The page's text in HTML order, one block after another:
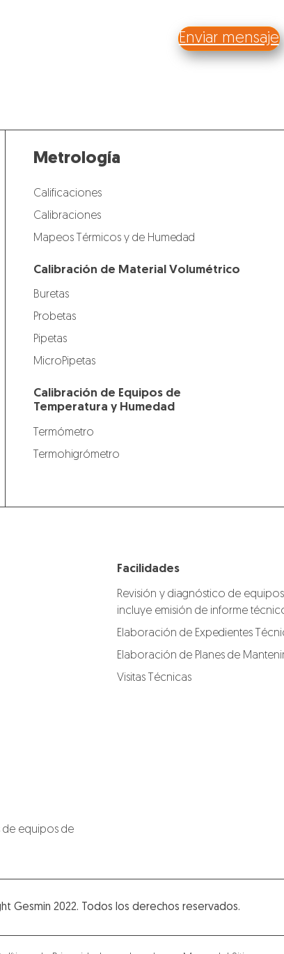
Enviar mensaje
Metrología
Calificaciones
Calibraciones
Mapeos Térmicos y de Humedad
Calibración de Material Volumétrico
Buretas
Probetas
Pipetas
MicroPipetas
Calibración de Equipos de
Temperatura y Humedad
Termómetro
Termohigrómetro
equipos de
Facilidades
Revisión y diagnóstico de
incluye emisión de informe
Elaboración de Expedientes
Elaboración de Planes de
Visitas Técnicas
Gesmin 2022. Todos los derechos reservados.